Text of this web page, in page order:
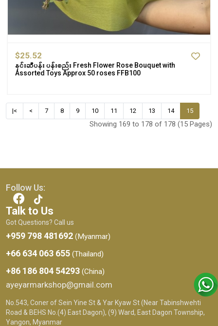
$25.52
နှင်းဆီပန်း ပန်းစည်း Fresh Flower Rose Bouquet with
Assorted Toys Approx 50 roses FFB100
|< < 7 8 9 10 11 12 13 14 15
Showing 169 to 178 of 178 (15 Pages)
Follow Us:
Talk to Us
Got Questions? Call us
+959 798 481692 (Myanmar)
+66 634 063 655 (Thailand)
+86 186 804 54293 (China)
ayeyarmarkshop@gmail.com
No.543, Coner of Sein Yine St & Yar Kyaw St (Near Tabinshwehti
Road & BEHS No.(4) East Dagon), (9) Ward, East Dagon Township,
Yangon, Myanmar